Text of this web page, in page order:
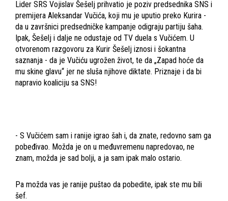
Lider SRS Vojislav Šešelj prihvatio je poziv predsednika SNS i
premijera Aleksandar Vučića, koji mu je uputio preko Kurira -
da u završnici predsedničke kampanje odigraju partiju šaha.
Ipak, Šešelj i dalje ne odustaje od TV duela s Vučićem. U
otvorenom razgovoru za Kurir Šešelj iznosi i šokantna
saznanja - da je Vučiću ugrožen život, te da „Zapad hoće da
mu skine glavu“ jer ne sluša njihove diktate. Priznaje i da bi
napravio koaliciju sa SNS!
- S Vučićem sam i ranije igrao šah i, da znate, redovno sam ga
pobeđivao. Možda je on u međuvremenu napredovao, ne
znam, možda je sad bolji, a ja sam ipak malo ostario.
Pa možda vas je ranije puštao da pobedite, ipak ste mu bili
šef.